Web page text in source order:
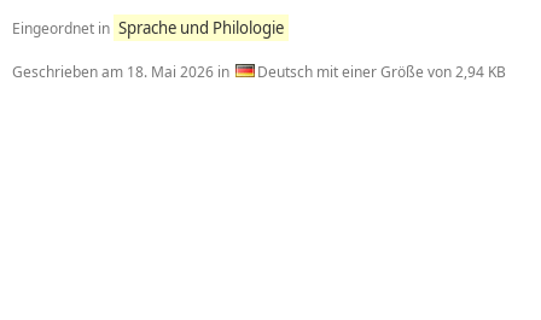
Eingeordnet in Sprache und Philologie
Geschrieben am 18. Mai 2026 in Deutsch mit einer Größe von 2,94 KB